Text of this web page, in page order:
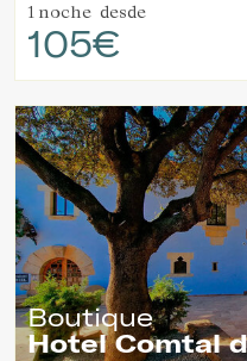
1 noche desde
105€
Boutique
Hotel Comtal